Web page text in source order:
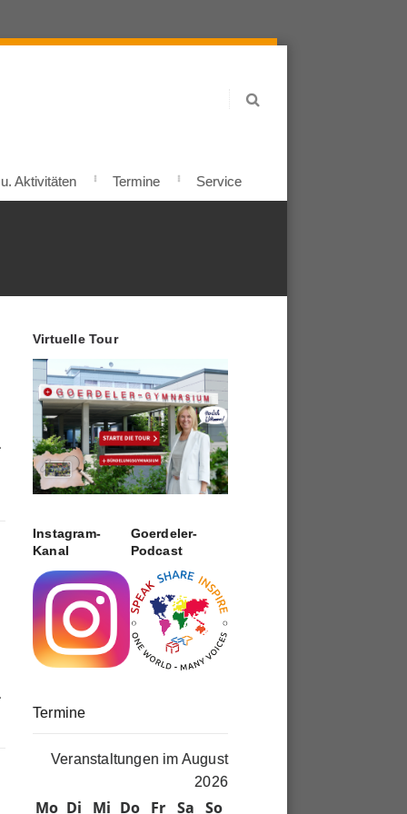
Aktivitäten Termine Service
Virtuelle Tour
Instagram-
Kanal
Goerdeler-
Podcast
Termine
Veranstaltungen im August
2026
MoMontag
Di Dienstag
Mi Mittwoch
DoDonnerstag
FrFreitag
Sa Samstag
So